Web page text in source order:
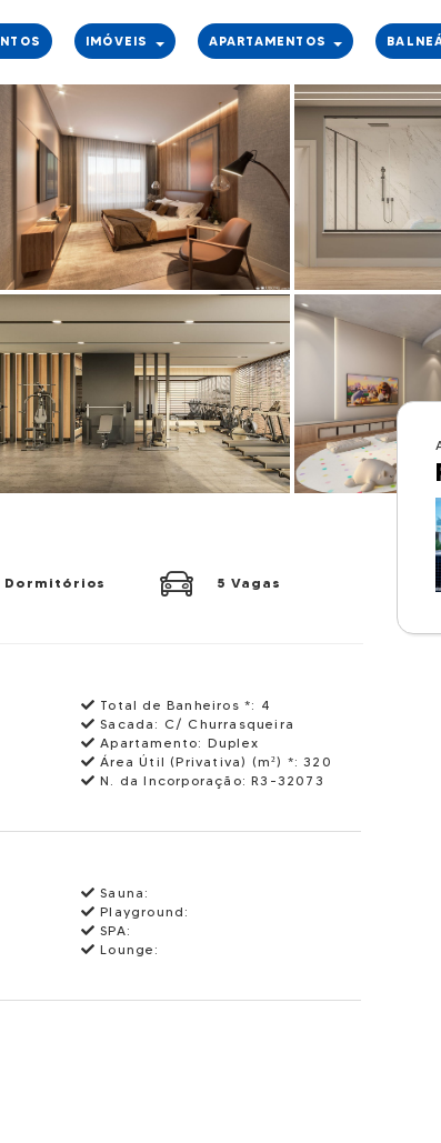
IMÓVEIS APARTAMENTOS
Dormitórios 5 Vagas
Total de Banheiros *: 4
Sacada: C/ Churrasqueira
Apartamento: Duplex
Área Útil (Privativa) (m²) *:320
N. da Incorporação:R3-32073
Sauna:
Playground:
SPA:
Lounge: